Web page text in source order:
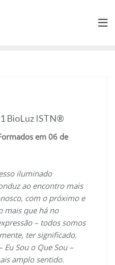
BioLuz ISTN®
em 06 de
iluminado
ao encontro mais
com o próximo e
mais que há no
– todos somos
ter significado.
Eu Sou o Que Sou –
amplo sentido.